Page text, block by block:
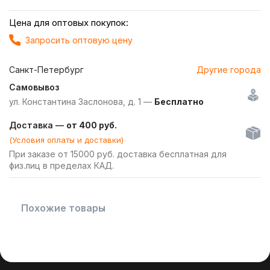
Цена для оптовых покупок:
Запросить оптовую цену
Санкт-Петербург
Другие города
Самовывоз
ул. Константина Заслонова, д. 1 — Бесплатно
Доставка — от 400 руб.
(Условия оплаты и доставки)
При заказе от 15000 руб. доставка бесплатная для
физ.лиц в пределах КАД.
Похожие товары